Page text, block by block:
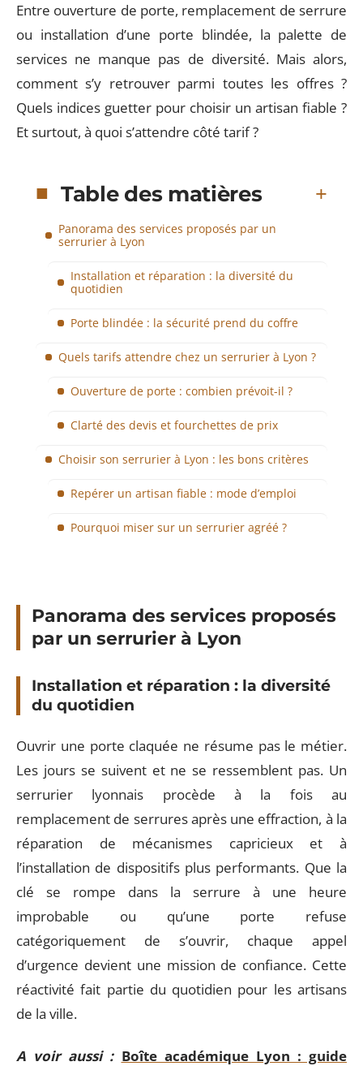
Entre ouverture de porte, remplacement de serrure
ou installation d’une porte blindée, la palette de
services ne manque pas de diversité. Mais alors,
comment s’y retrouver parmi toutes les offres ?
Quels indices guetter pour choisir un artisan fiable ?
Et surtout, à quoi s’attendre côté tarif ?
Table des matières
Panorama des services proposés par un
serrurier à Lyon
Installation et réparation : la diversité du
quotidien
Porte blindée : la sécurité prend du coffre
Quels tarifs attendre chez un serrurier à Lyon ?
Ouverture de porte : combien prévoit-il ?
Clarté des devis et fourchettes de prix
Choisir son serrurier à Lyon : les bons critères
Repérer un artisan fiable : mode d’emploi
Pourquoi miser sur un serrurier agréé ?
Panorama des services proposés
par un serrurier à Lyon
Installation et réparation : la diversité
du quotidien
Ouvrir une porte claquée ne résume pas le métier.
Les jours se suivent et ne se ressemblent pas. Un
serrurier lyonnais procède à la fois au
remplacement de serrures après une effraction, à la
réparation de mécanismes capricieux et à
l’installation de dispositifs plus performants. Que la
clé se rompe dans la serrure à une heure
improbable ou qu’une porte refuse
catégoriquement de s’ouvrir, chaque appel
d’urgence devient une mission de confiance. Cette
réactivité fait partie du quotidien pour les artisans
de la ville.
A voir aussi : Boîte académique Lyon : guide